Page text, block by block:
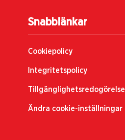
Snabblänkar
Cookiepolicy
Integritetspolicy
Tillgänglighetsredogörelse
Ändra cookie-inställningar